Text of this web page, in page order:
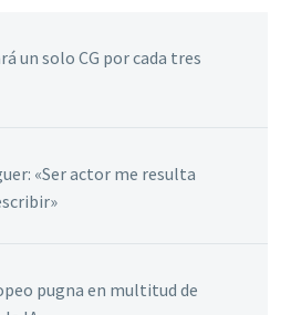
un solo CG por cada tres
«Ser actor me resulta
pugna en multitud de